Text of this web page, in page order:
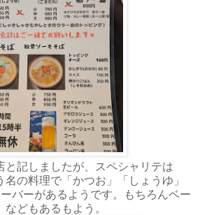
と記しましたが、スペシャリテは
名の料理で「かつお」「しょうゆ」
バーがあるようです。もちろんベー
どもあるもよう。